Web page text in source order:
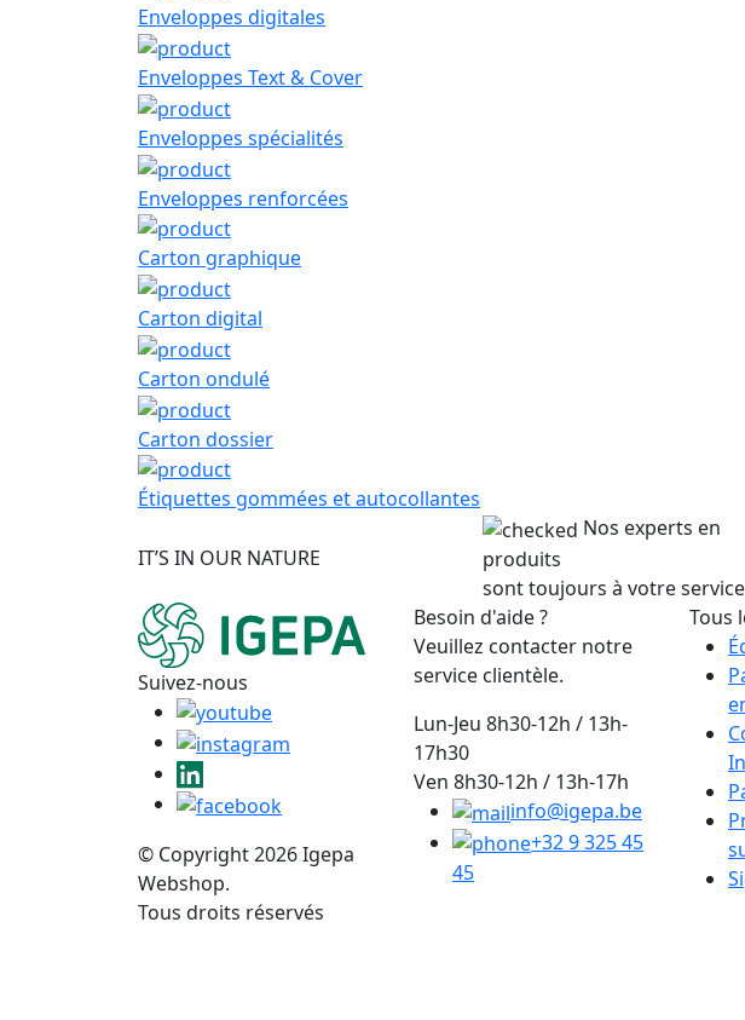
Enveloppes digitales
Enveloppes Text & Cover
Enveloppes spécialités
Enveloppes renforcées
Carton graphique
Carton digital
Carton ondulé
Carton dossier
Étiquettes gommées et autocollantes
IT’S IN OUR NATURE
Nos experts en
produits
sont toujours à votre service
Suivez-nous
© Copyright 2026 Igepa
Webshop.
Tous droits réservés
Besoin d'aide ?
Veuillez contacter notre
service clientèle.
Lun-Jeu 8h30-12h / 13h-
17h30
Ven 8h30-12h / 13h-17h
info@igepa.be
+32 9 325 45
45
Tous